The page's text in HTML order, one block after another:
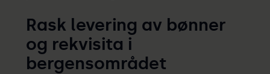
Rask levering av bønner
og rekvisita i
bergensområdet